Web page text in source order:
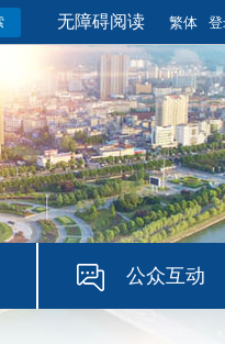
无障碍阅读 繁体
公众互动